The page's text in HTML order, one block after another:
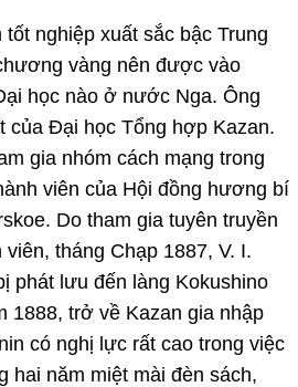
tốt nghiệp xuất sắc bậc Trung
vàng nên được vào
học nào ở nước Nga. Ông
của Đại học Tổng hợp Kazan.
gia nhóm cách mạng trong
viên của Hội đồng hương bí
Do tham gia tuyên truyền
tháng Chạp 1887, V. I.
phát lưu đến làng Kokushino
1888, trở về Kazan gia nhập
có nghị lực rất cao trong việc
hai năm miệt mài đèn sách,